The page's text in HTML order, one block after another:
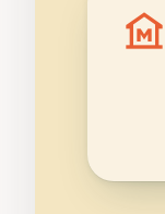
museum